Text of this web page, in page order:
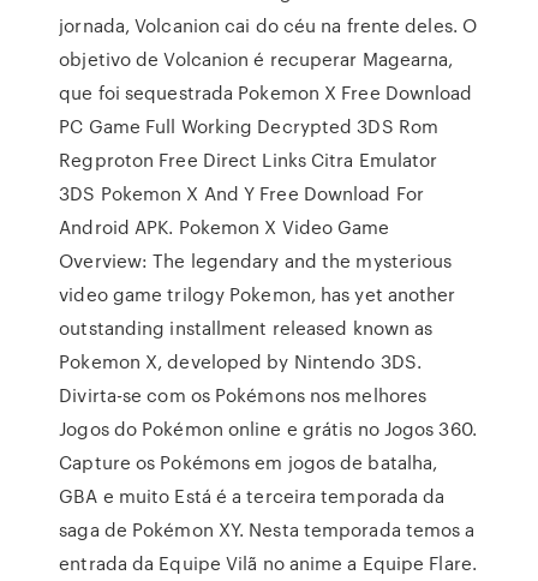
jornada, Volcanion cai do céu na frente deles. O
objetivo de Volcanion é recuperar Magearna,
que foi sequestrada Pokemon X Free Download
PC Game Full Working Decrypted 3DS Rom
Regproton Free Direct Links Citra Emulator
3DS Pokemon X And Y Free Download For
Android APK. Pokemon X Video Game
Overview: The legendary and the mysterious
video game trilogy Pokemon, has yet another
outstanding installment released known as
Pokemon X, developed by Nintendo 3DS.
Divirta-se com os Pokémons nos melhores
Jogos do Pokémon online e grátis no Jogos 360.
Capture os Pokémons em jogos de batalha,
GBA e muito Está é a terceira temporada da
saga de Pokémon XY. Nesta temporada temos a
entrada da Equipe Vilã no anime a Equipe Flare.